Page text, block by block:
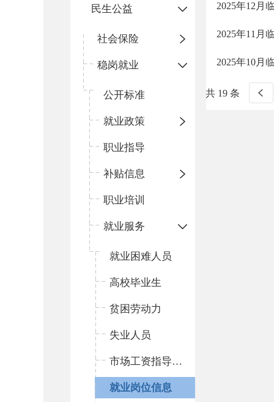
民生公益
社会保险
稳岗就业
公开标准
就业政策
职业指导
补贴信息
职业培训
就业服务
就业困难人员
高校毕业生
贫困劳动力
失业人员
市场工资指导价位
就业岗位信息
2025年12月
2025年11月
2025年10月
共 19 条